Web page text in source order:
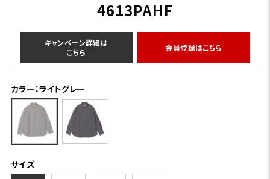
4613PAHF
キャンペーン詳細は
こちら
会員登録はこちら
カラー：ライトグレー
サイズ